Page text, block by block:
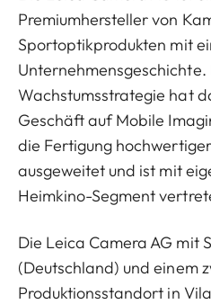
Premiumhersteller von
Sportoptikprodukten mit
Unternehmensgeschichte.
Wachstumsstrategie hat
Geschäft auf Mobile
die Fertigung
ausgeweitet und ist mit
Heimkino-Segment
Die Leica Camera AG mit
(Deutschland) und einem
Produktionsstandort in